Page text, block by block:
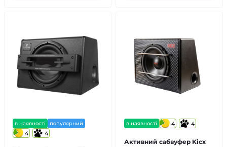
в наявності популярний
4 4
в наявності 4 4
Активний сабвуфер Kicx